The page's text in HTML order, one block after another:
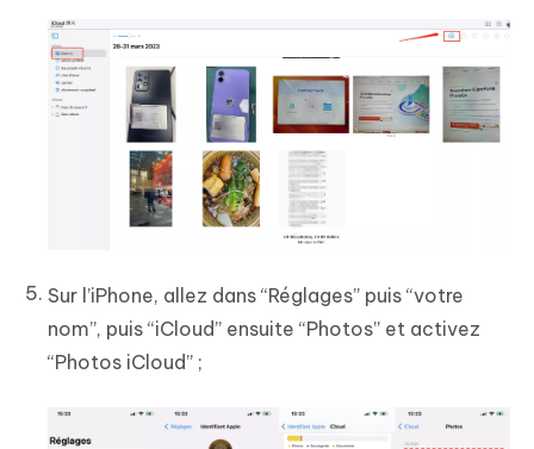
Sur l’iPhone, allez dans “Réglages” puis “votre
nom”, puis “iCloud” ensuite “Photos” et activez
“Photos iCloud” ;